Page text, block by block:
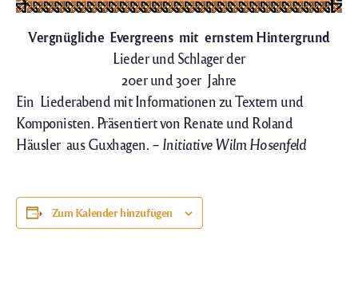
Vergnügliche Evergreens mit ernstem Hintergrund
Lieder und Schlager der
20er und 30er Jahre
Ein Liederabend mit Informationen zu Textern und
Komponisten. Präsentiert von Renate und Roland
Häusler aus Guxhagen. – Initiative Wilm Hosenfeld
Zum Kalender hinzufügen